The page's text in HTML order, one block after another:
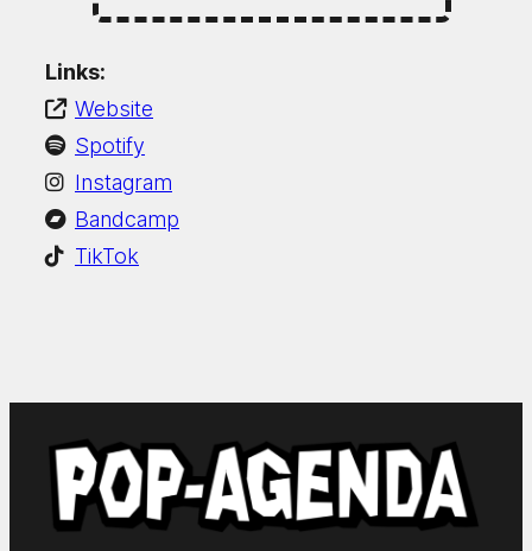
Links:
Website
Spotify
Instagram
Bandcamp
TikTok